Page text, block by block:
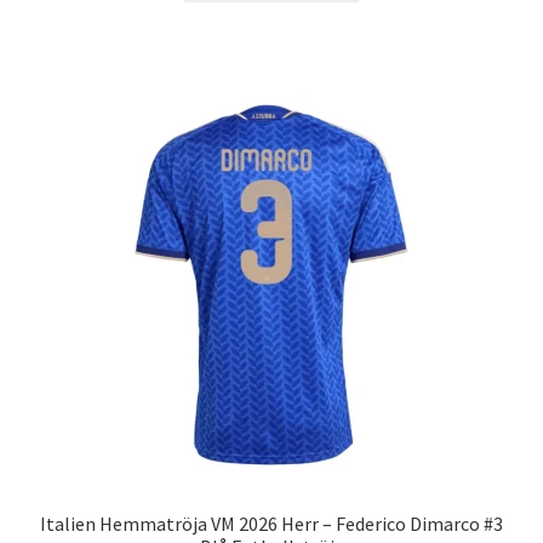
De
olika
alternativen
kan
väljas
Italien Hemmatröja VM 2026 Herr – Federico Dimarco #3